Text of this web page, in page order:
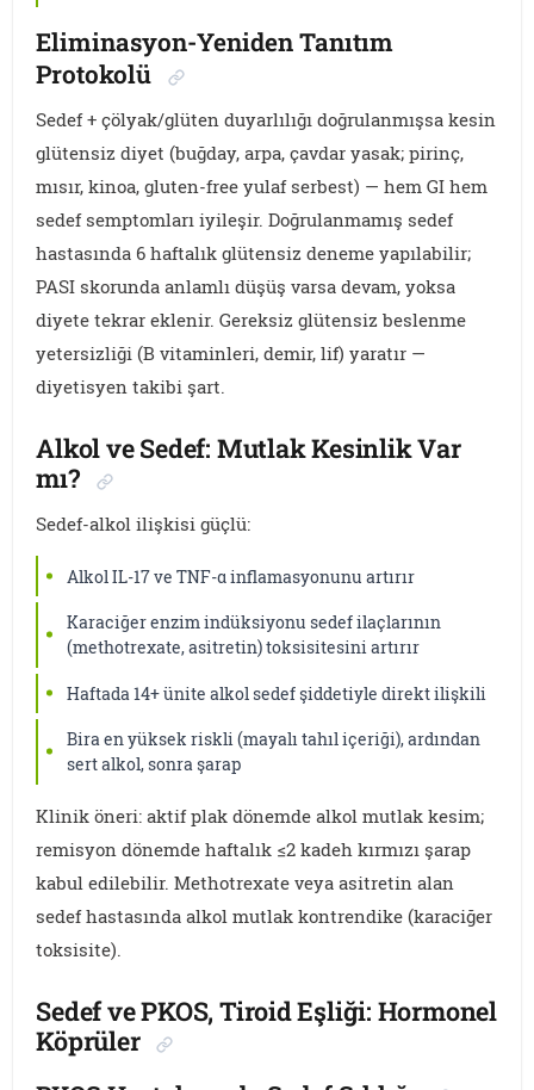
Eliminasyon-Yeniden Tanıtım
Protokolü
Sedef + çölyak/glüten duyarlılığı doğrulanmışsa kesin
glütensiz diyet (buğday, arpa, çavdar yasak; pirinç,
mısır, kinoa, gluten-free yulaf serbest) — hem GI hem
sedef semptomları iyileşir. Doğrulanmamış sedef
hastasında 6 haftalık glütensiz deneme yapılabilir;
PASI skorunda anlamlı düşüş varsa devam, yoksa
diyete tekrar eklenir. Gereksiz glütensiz beslenme
yetersizliği (B vitaminleri, demir, lif) yaratır —
diyetisyen takibi şart.
Alkol ve Sedef: Mutlak Kesinlik Var
mı?
Sedef-alkol ilişkisi güçlü:
Alkol IL-17 ve TNF-α inflamasyonunu artırır
Karaciğer enzim indüksiyonu sedef ilaçlarının
(methotrexate, asitretin) toksisitesini artırır
Haftada 14+ ünite alkol sedef şiddetiyle direkt ilişkili
Bira en yüksek riskli (mayalı tahıl içeriği), ardından
sert alkol, sonra şarap
Klinik öneri: aktif plak dönemde alkol mutlak kesim;
remisyon dönemde haftalık ≤2 kadeh kırmızı şarap
kabul edilebilir. Methotrexate veya asitretin alan
sedef hastasında alkol mutlak kontrendike (karaciğer
toksisite).
Sedef ve PKOS, Tiroid Eşliği: Hormonel
Köprüler